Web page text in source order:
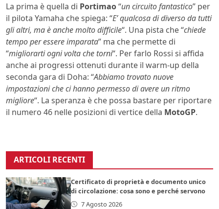
La prima è quella di Portimao“un circuito fantastico” per
il pilota Yamaha che spiega: “E’ qualcosa di diverso da tutti
gli altri, ma è anche molto difficile“. Una pista che “chiede
tempo per essere imparata” ma che permette di
“migliorarti ogni volta che torni“. Per farlo Rossi si affida
anche ai progressi ottenuti durante il warm-up della
seconda gara di Doha: “Abbiamo trovato nuove
impostazioni che ci hanno permesso di avere un ritmo
migliore“. La speranza è che possa bastare per riportare
il numero 46 nelle posizioni di vertice della MotoGP.
ARTICOLI RECENTI
Certificato di proprietà e documento unico
di circolazione: cosa sono e perché servono
7 Agosto 2026